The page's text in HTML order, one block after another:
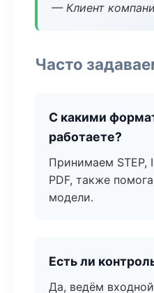
— Клиент
Часто
С какими
работаете?
Принимаем STEP,
PDF, также
модели.
Есть ли
Да, ведём